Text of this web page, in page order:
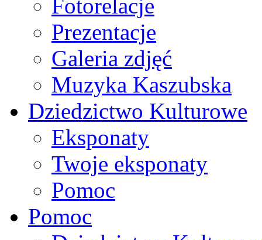
Fotorelacje
Prezentacje
Galeria zdjęć
Muzyka Kaszubska
Dziedzictwo Kulturowe
Eksponaty
Twoje eksponaty
Pomoc
Pomoc